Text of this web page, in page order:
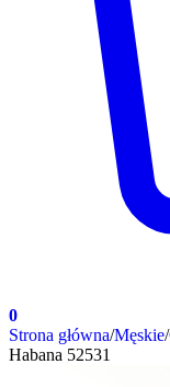
0
Strona główna/Męskie/
Habana 52531